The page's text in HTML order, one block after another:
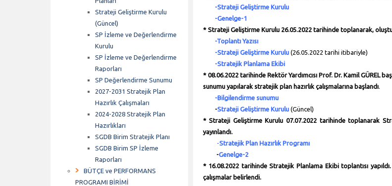
Strateji Geliştirme Kurulu
(Güncel)
SP İzleme ve Değerlendirme
Kurulu
SP İzleme ve Değerlendirme
Raporları
SP Değerlendirme Sunumu
2027-2031 Stratejik Plan
Hazırlık Çalışmaları
2024-2028 Stratejik Plan
Hazırlıkları
SGDB Birim Stratejik Planı
SGDB Birim SP İzleme
Raporları
BÜTÇE ve PERFORMANS
PROGRAMI BİRİMİ
-Strateji Geliştirme Kurulu
-Genelge-1
* Strateji Geliştirme Kurulu 26.05.2022 tarihinde toplanarak,
-Toplantı Yazısı
-Strateji Geliştirme Kurulu (26.05.2022 tarihi itibariyle)
-Stratejik Planlama Ekibi
* 08.06.2022 tarihinde Rektör Yardımcısı Prof. Dr. Kamil GÜREL
sunumu yapılarak stratejik plan hazırlık çalışmalarına başlandı.
-Bilgilendirme sunumu
-Strateji Geliştirme Kurulu (Güncel)
* Strateji Geliştirme Kurulu 07.07.2022 tarihinde toplanarak
yayınlandı.
-Stratejik Plan Hazırlık Programı
-Genelge-2
* 16.08.2022 tarihinde Stratejik Planlama Ekibi toplantısı
çalışmalar belirlendi.